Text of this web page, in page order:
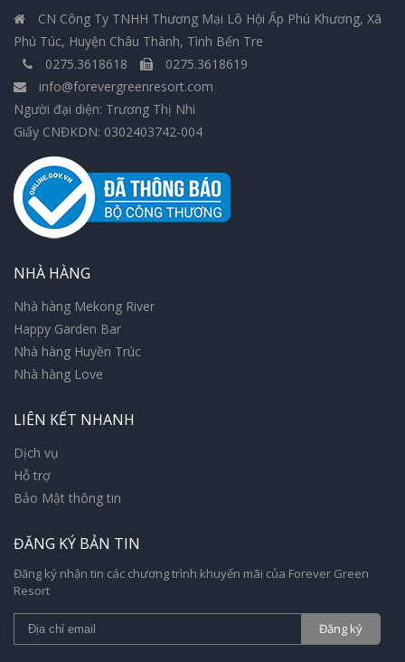
CN Công Ty TNHH Thương Mại Lô Hội Ấp Phú Khương, Xã
Phú Túc, Huyện Châu Thành, Tình Bến Tre
0275.3618618
0275.3618619
info@forevergreenresort.com
Người đại diện: Trương Thị Nhi
Giấy CNĐKDN: 0302403742-004
NHÀ HÀNG
Nhà hàng Mekong River
Happy Garden Bar
Nhà hàng Huyền Trúc
Nhà hàng Love
LIÊN KẾT NHANH
Dịch vụ
Hỗ trợ
Bảo Mật thông tin
ĐĂNG KÝ BẢN TIN
Đăng ký nhận tin các chương trình khuyến mãi của Forever Green
Resort
Đăng ký